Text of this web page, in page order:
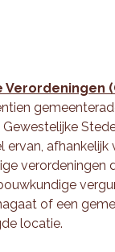
afhankelijk
verordeningen
of een
locatie.